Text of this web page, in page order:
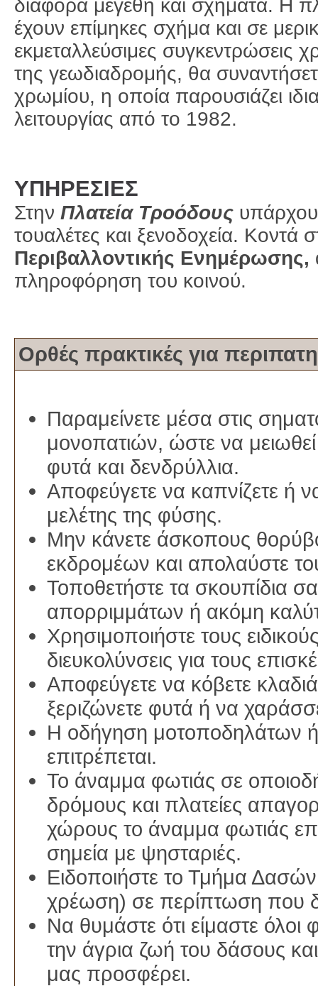
διάφορα μεγέθη και σχήματα. Η
έχουν επίμηκες σχήμα και σε
εκμεταλλεύσιμες
της γεωδιαδρομής, θα
χρωμίου, η οποία παρουσιάζει
λειτουργίας από το 1982.
ΥΠΗΡΕΣΙΕΣ
Στην Πλατεία Τροόδους
τουαλέτες και ξενοδοχεία. Κοντά
Περιβαλλοντικής Ενημέρωσης,
πληροφόρηση του κοινού.
Ορθές πρακτικές για
Παραμείνετε μέσα στις
μονοπατιών, ώστε να
φυτά και δενδρύλλια.
Αποφεύγετε να καπνίζετε ή
μελέτης της φύσης.
Μην κάνετε άσκοπους
εκδρομέων και απολαύστε
Τοποθετήστε τα σκουπίδια
απορριμμάτων ή ακόμη
Χρησιμοποιήστε τους
διευκολύνσεις για τους
Αποφεύγετε να κόβετε
ξεριζώνετε φυτά ή να
Η οδήγηση μοτοποδηλάτων
επιτρέπεται.
Το άναμμα φωτιάς σε
δρόμους και πλατείες
χώρους το άναμμα φωτιάς
σημεία με ψησταριές.
Ειδοποιήστε το Τμήμα
χρέωση) σε περίπτωση που
Να θυμάστε ότι είμαστε όλοι
την άγρια ζωή του δάσους
μας προσφέρει.